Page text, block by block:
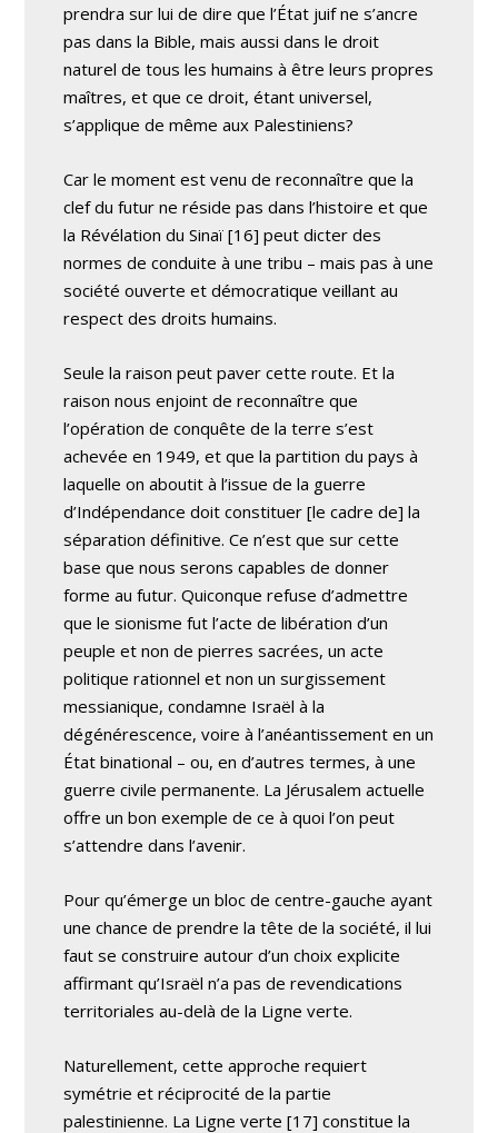
prendra sur lui de dire que l’État juif ne s’ancre
pas dans la Bible, mais aussi dans le droit
naturel de tous les humains à être leurs propres
maîtres, et que ce droit, étant universel,
s’applique de même aux Palestiniens?
Car le moment est venu de reconnaître que la
clef du futur ne réside pas dans l’histoire et que
la Révélation du Sinaï [16] peut dicter des
normes de conduite à une tribu – mais pas à une
société ouverte et démocratique veillant au
respect des droits humains.
Seule la raison peut paver cette route. Et la
raison nous enjoint de reconnaître que
l’opération de conquête de la terre s’est
achevée en 1949, et que la partition du pays à
laquelle on aboutit à l’issue de la guerre
d’Indépendance doit constituer [le cadre de] la
séparation définitive. Ce n’est que sur cette
base que nous serons capables de donner
forme au futur. Quiconque refuse d’admettre
que le sionisme fut l’acte de libération d’un
peuple et non de pierres sacrées, un acte
politique rationnel et non un surgissement
messianique, condamne Israël à la
dégénérescence, voire à l’anéantissement en un
État binational – ou, en d’autres termes, à une
guerre civile permanente. La Jérusalem actuelle
offre un bon exemple de ce à quoi l’on peut
s’attendre dans l’avenir.
Pour qu’émerge un bloc de centre-gauche ayant
une chance de prendre la tête de la société, il lui
faut se construire autour d’un choix explicite
affirmant qu’Israël n’a pas de revendications
territoriales au-delà de la Ligne verte.
Naturellement, cette approche requiert
symétrie et réciprocité de la partie
palestinienne. La Ligne verte [17] constitue la